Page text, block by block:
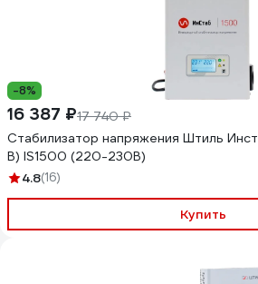
-8%
16 387 ₽17 740 ₽
Стабилизатор напряжения Штиль
В) IS1500 (220-230В)
4.8(16)
Купить